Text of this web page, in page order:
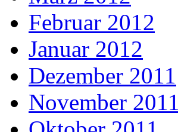
Februar 2012
Januar 2012
Dezember 2011
November 2011